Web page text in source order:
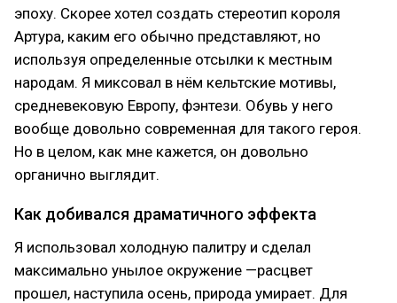
эпоху. Скорее хотел создать стереотип короля
Артура, каким его обычно представляют, но
используя определенные отсылки к местным
народам. Я миксовал в нём кельтские мотивы,
средневековую Европу, фэнтези. Обувь у него
вообще довольно современная для такого героя.
Но в целом, как мне кажется, он довольно
органично выглядит.
Как добивался драматичного эффекта
Я использовал холодную палитру и сделал
максимально унылое окружение —расцвет
прошел, наступила осень, природа умирает. Для